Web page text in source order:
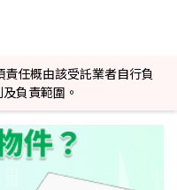
任概由該受託業者自行負
負責範圍。